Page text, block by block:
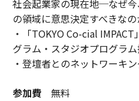
社会起業家の現在地─なぜ
の領域に意思決定すべきなの
・「TOKYO Co-cial
グラム・スタジオプログラ
・登壇者とのネットワーキン
参加費無料